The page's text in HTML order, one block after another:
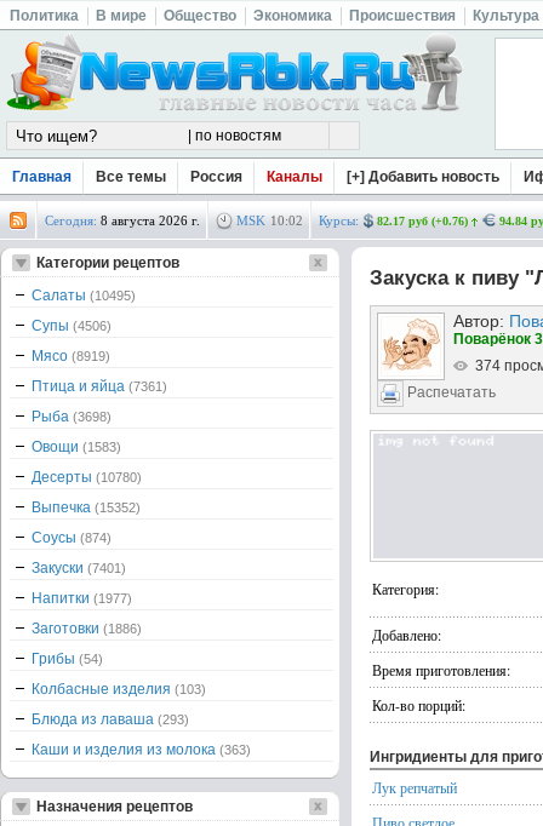
Политика В мире Общество Экономика Происшествия Культура
Главная Все темы Россия Каналы [+] Добавить новость
Сегодня: 8 августа 2026 г. MSK 10:02 Курсы: 82.17 руб (+0.76) 94.84
Закуска к пиву
Автор:
Поварёнок
374
Распечатать
Категория:
Добавлено:
Время приготовления:
Кол-во порций:
Ингридиенты для
Лук репчатый
Категории рецептов
Салаты (10495)
Супы (4506)
Мясо (8919)
Птица и яйца (7361)
Рыба (3698)
Овощи (1583)
Десерты (10780)
Выпечка (15352)
Соусы (874)
Закуски (7401)
Напитки (1977)
Заготовки (1886)
Грибы (54)
Колбасные изделия (103)
Блюда из лаваша (293)
Каши и изделия из молока (363)
Назначения рецептов